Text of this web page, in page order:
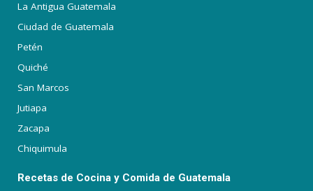
La Antigua Guatemala
Ciudad de Guatemala
Petén
Quiché
San Marcos
Jutiapa
Zacapa
Chiquimula
Recetas de Cocina y Comida de Guatemala